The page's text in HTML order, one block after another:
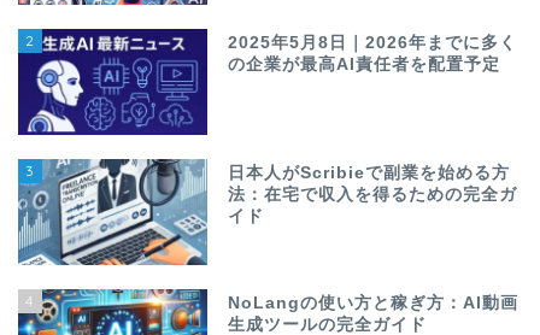
2
2025年5月8日｜2026年までに多く
の企業が最高AI責任者を配置予定
3
日本人がScribieで副業を始める方
法：在宅で収入を得るための完全ガ
イド
4
NoLangの使い方と稼ぎ方：AI動画
生成ツールの完全ガイド